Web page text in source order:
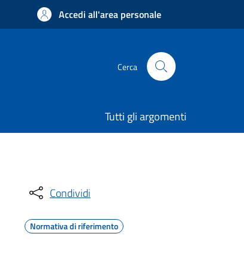
Accedi all'area personale
Cerca
Tutti gli argomenti
Condividi
Normativa di riferimento